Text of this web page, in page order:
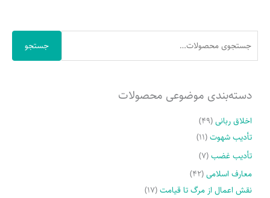
ج
ب
جستجو
دسته‌بندی موضوعی محصولات
اخلاق ربانی(۴۹)
تأدیب شهوت(۱۱)
تأدیب غضب(۷)
معارف اسلامی(۴۲)
نقش اعمال از مرگ تا قیامت(۱۷)